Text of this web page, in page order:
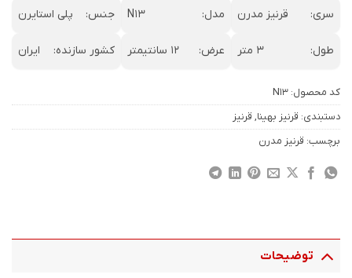
سری: قرنیز مدرن مدل: N13 جنس: پلی استایرن
طول: 3 متر عرض: 12 سانتیمتر کشور سازنده: ایران
کد محصول: N13
دستبندی: قرنیز بهینا, قرنیز
برچسب: قرنیز مدرن
توضیحات